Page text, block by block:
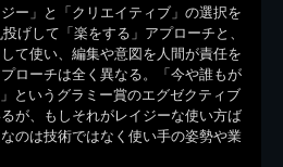
ー」と「クリエイティブ」の選択を
げして「楽をする」アプローチと、
て使い、編集や意図を人間が責任を
ローチは全く異なる。「今や誰もが
というグラミー賞のエグゼクティブ
が、もしそれがレイジーな使い方ば
のは技術ではなく使い手の姿勢や業